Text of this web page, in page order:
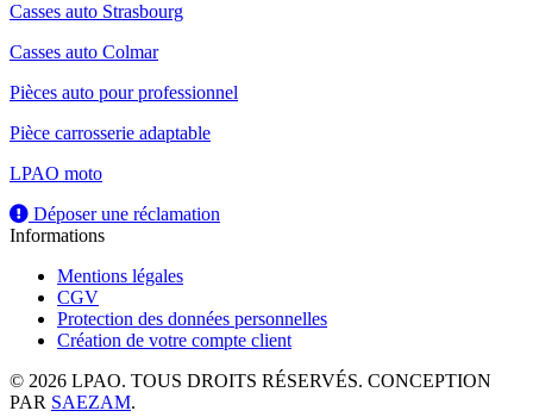
Casses auto Strasbourg
Casses auto Colmar
Pièces auto pour professionnel
Pièce carrosserie adaptable
LPAO moto
Déposer une réclamation
Informations
Mentions légales
CGV
Protection des données personnelles
Création de votre compte client
© 2026 LPAO. TOUS DROITS RÉSERVÉS. CONCEPTION
PAR SAEZAM.